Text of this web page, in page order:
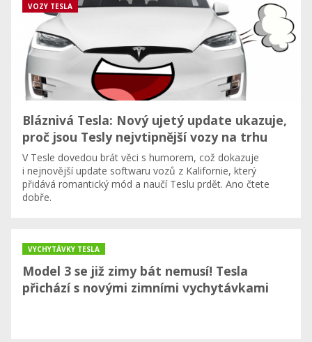
Bláznivá Tesla: Nový ujetý update ukazuje,
proč jsou Tesly nejvtipnější vozy na trhu
V Tesle dovedou brát věci s humorem, což dokazuje
i nejnovější update softwaru vozů z Kalifornie, který
přidává romantický mód a naučí Teslu prdět. Ano čtete
dobře.
VOZY TESLA
Model 3 se již zimy bát nemusí! Tesla
přichází s novými zimními vychytávkami
VYCHYTÁVKY TESLA